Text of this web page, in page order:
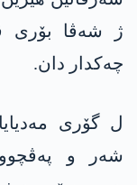
ژ شەڤا بۆری
چەکدار دان.
ل گۆری
شەر و